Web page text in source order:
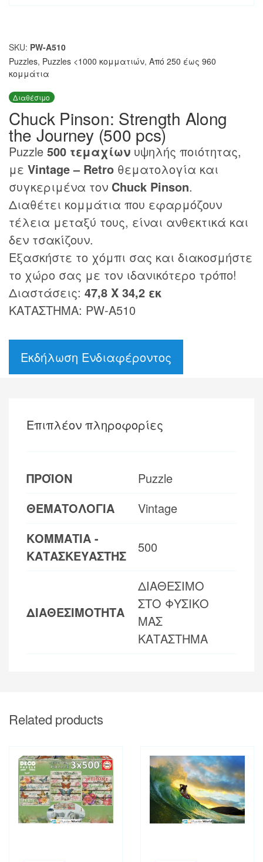
SKU: PW-A510
Puzzles, Puzzles <1000 κομματιών, Από 250 έως 960
κομμάτια
Διαθέσιμο
Chuck Pinson: Strength Along
the Journey (500 pcs)
Puzzle 500 τεμαχίων υψηλής ποιότητας,
με Vintage – Retro θεματολογία και
συγκεριμένα τον Chuck Pinson.
Διαθέτει κομμάτια που εφαρμόζουν
τέλεια μεταξύ τους, είναι ανθεκτικά και
δεν τσακίζουν.
Εξασκήστε το χόμπι σας και διακοσμήστε
το χώρο σας με τον ιδανικότερο τρόπο!
Διαστάσεις: 47,8 Χ 34,2 εκ
ΚΑΤΑΣΤΗΜΑ: PW-A510
Εκδήλωση Ενδιαφέροντος
Επιπλέον πληροφορίες
ΠΡΟΪΟΝ
Puzzle
ΘΕΜΑΤΟΛΟΓΙΑ
Vintage
ΚΟΜΜΑΤΙΑ -
ΚΑΤΑΣΚΕΥΑΣΤΗΣ
500
ΔΙΑΘΕΣΙΜΟΤΗΤΑ
ΔΙΑΘΕΣΙΜΟ
ΣΤΟ ΦΥΣΙΚΟ
ΜΑΣ
ΚΑΤΑΣΤΗΜΑ
Related products